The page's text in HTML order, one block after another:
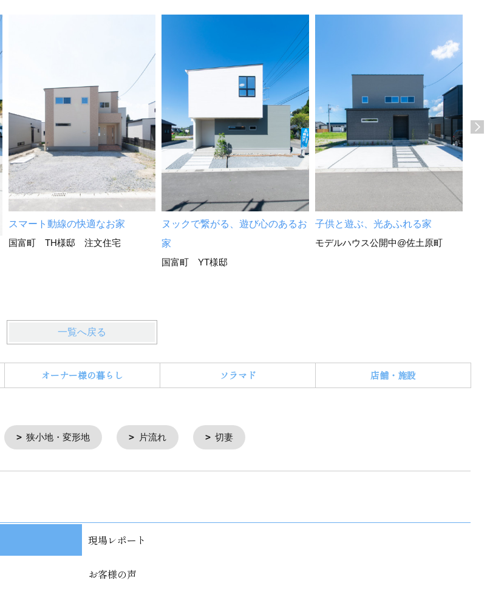
スマート動線の快適なお家
国富町 TH様邸 注文住宅
ヌックで繋がる、遊び心のあるお
家
国富町 YT様邸
子供と遊ぶ、光あふれる家
モデルハウス公開中@佐土原町
一覧へ戻る
オーナー様の暮らし ソラマド
店舗・施設
狭小地・変形地 片流れ 切妻
現場レポート
お客様の声